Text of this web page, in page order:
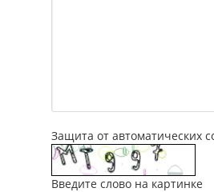
Защита от автоматических
Введите слово на картинке